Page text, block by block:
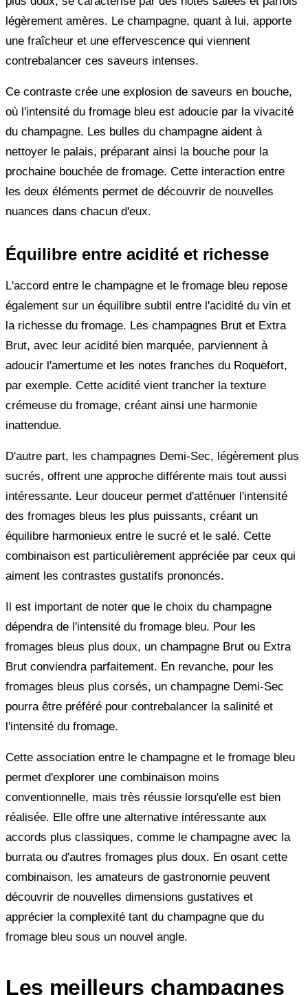
légèrement amères. Le champagne, quant à lui, apporte
une fraîcheur et une effervescence qui viennent
contrebalancer ces saveurs intenses.
Ce contraste crée une explosion de saveurs en bouche,
où l'intensité du fromage bleu est adoucie par la vivacité
du champagne. Les bulles du champagne aident à
nettoyer le palais, préparant ainsi la bouche pour la
prochaine bouchée de fromage. Cette interaction entre
les deux éléments permet de découvrir de nouvelles
nuances dans chacun d'eux.
Équilibre entre acidité et richesse
L'accord entre le champagne et le fromage bleu repose
également sur un équilibre subtil entre l'acidité du vin et
la richesse du fromage. Les champagnes Brut et Extra
Brut, avec leur acidité bien marquée, parviennent à
adoucir l'amertume et les notes franches du Roquefort,
par exemple. Cette acidité vient trancher la texture
crémeuse du fromage, créant ainsi une harmonie
inattendue.
D'autre part, les champagnes Demi-Sec, légèrement plus
sucrés, offrent une approche différente mais tout aussi
intéressante. Leur douceur permet d'atténuer l'intensité
des fromages bleus les plus puissants, créant un
équilibre harmonieux entre le sucré et le salé. Cette
combinaison est particulièrement appréciée par ceux qui
aiment les contrastes gustatifs prononcés.
Il est important de noter que le choix du champagne
dépendra de l'intensité du fromage bleu. Pour les
fromages bleus plus doux, un champagne Brut ou Extra
Brut conviendra parfaitement. En revanche, pour les
fromages bleus plus corsés, un champagne Demi-Sec
pourra être préféré pour contrebalancer la salinité et
l'intensité du fromage.
Cette association entre le champagne et le fromage bleu
permet d'explorer une combinaison moins
conventionnelle, mais très réussie lorsqu'elle est bien
réalisée. Elle offre une alternative intéressante aux
accords plus classiques, comme le champagne avec la
burrata ou d'autres fromages plus doux. En osant cette
combinaison, les amateurs de gastronomie peuvent
découvrir de nouvelles dimensions gustatives et
apprécier la complexité tant du champagne que du
fromage bleu sous un nouvel angle.
Les meilleurs champagnes